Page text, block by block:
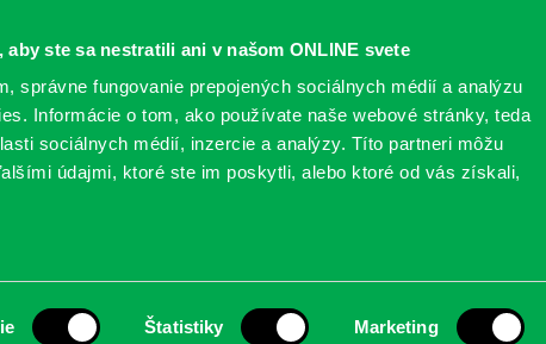
ste sa nestratili ani v našom ONLINE svete
správne fungovanie prepojených sociálnych médií a analýzu
Informácie o tom, ako používate naše webové stránky, teda
sociálnych médií, inzercie a analýzy. Títo partneri môžu
údajmi, ktoré ste im poskytli, alebo ktoré od vás získali,
Štatistiky Marketing
PODUJATIA POBOČKY O KNIŽNICI